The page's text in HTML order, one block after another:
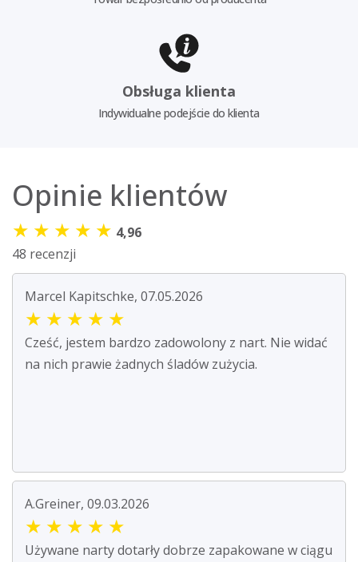
Obsługa klienta
Indywidualne podejście do klienta
Opinie klientów
★ ★ ★ ★ ★ 4,96
48 recenzji
Marcel Kapitschke, 07.05.2026
★ ★ ★ ★ ★
Cześć, jestem bardzo zadowolony z nart. Nie widać
na nich prawie żadnych śladów zużycia.
A.Greiner, 09.03.2026
★ ★ ★ ★ ★
Używane narty dotarły dobrze zapakowane w ciągu